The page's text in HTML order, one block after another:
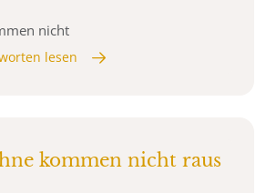
nicht
lesen
kommen nicht raus